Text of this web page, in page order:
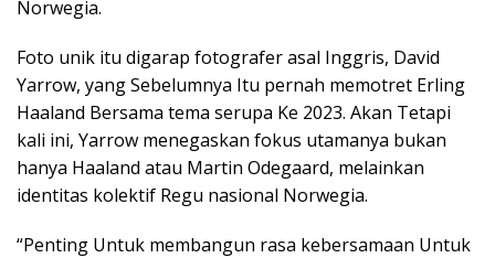
Norwegia.
Foto unik itu digarap fotografer asal Inggris, David
Yarrow, yang Sebelumnya Itu pernah memotret Erling
Haaland Bersama tema serupa Ke 2023. Akan Tetapi
kali ini, Yarrow menegaskan fokus utamanya bukan
hanya Haaland atau Martin Odegaard, melainkan
identitas kolektif Regu nasional Norwegia.
“Penting Untuk membangun rasa kebersamaan Untuk